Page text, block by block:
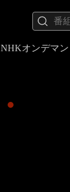
NHKオンデマン